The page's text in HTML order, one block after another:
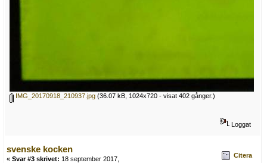
IMG_20170918_210937.jpg (36.07 kB, 1024x720 - visat 402 gånger.)
Loggat
svenske kocken
« Svar #3 skrivet: 18 september 2017,
Citera